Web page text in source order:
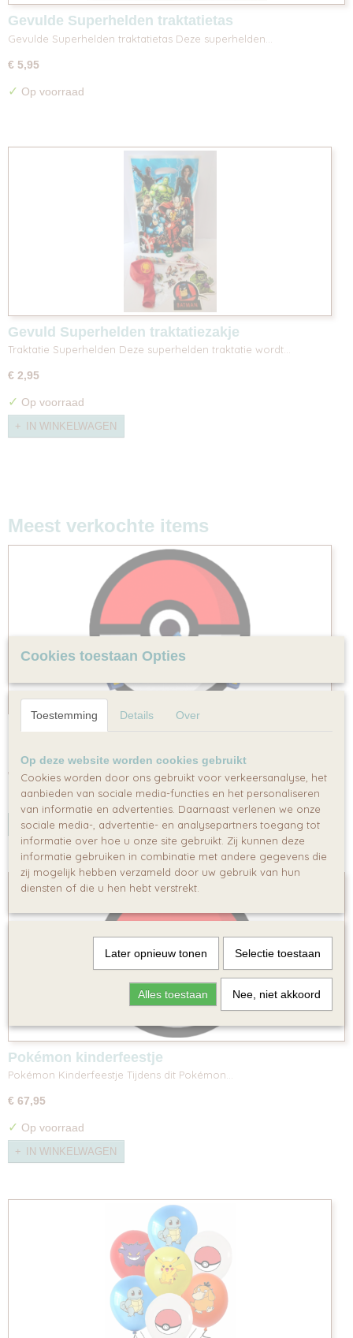
Gevulde Superhelden traktatietas
Gevulde Superhelden traktatietas Deze superhelden…
€ 5,95
✓ Op voorraad
Gevuld Superhelden traktatiezakje
Traktatie Superhelden Deze superhelden traktatie wordt…
€ 2,95
✓ Op voorraad
IN WINKELWAGEN
Meest verkochte items
Pokémon Speurtocht
€ 64,95
Op voorraad
IN WINKELWAGEN
Pokémon kinderfeestje
Pokémon Kinderfeestje Tijdens dit Pokémon…
€ 67,95
✓ Op voorraad
IN WINKELWAGEN
Cookies toestaan Opties
Toestemming Details Over
Op deze website worden cookies gebruikt
Cookies worden door ons gebruikt voor verkeersanalyse, het
aanbieden van sociale media-functies en het personaliseren
van informatie en advertenties. Daarnaast verlenen we onze
sociale media-, advertentie- en analysepartners toegang tot
informatie over hoe u onze site gebruikt. Zij kunnen deze
informatie gebruiken in combinatie met andere gegevens die
zij mogelijk hebben verzameld door uw gebruik van hun
diensten of die u hen hebt verstrekt.
Later opnieuw tonen Selectie toestaan
Alles toestaan Nee, niet akkoord